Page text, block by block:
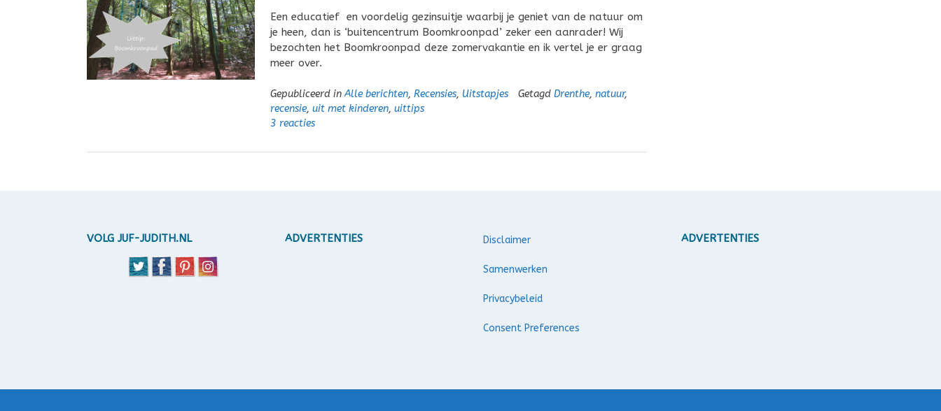
Een educatief en voordelig gezinsuitje waarbij je geniet van de natuur om
je heen, dan is ‘buitencentrum Boomkroonpad’ zeker een aanrader! Wij
bezochten het Boomkroonpad deze zomervakantie en ik vertel je er graag
meer over.
Gepubliceerd inAlle berichten, Recensies, Uitstapjes Getagd Drenthe, natuur,
recensie, uit met kinderen, uittips
3 reacties
VOLG JUF-JUDITH.NL ADVERTENTIES Disclaimer
Samenwerken
Privacybeleid
Consent Preferences
ADVERTENTIES